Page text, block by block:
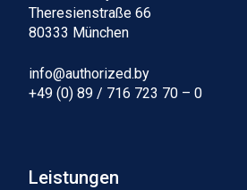
Theresienstraße 66
80333 München
info@authorized.by
+49 (0) 89 / 716 723 70 – 0
Leistungen